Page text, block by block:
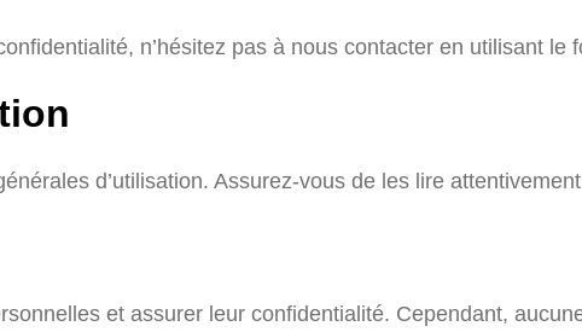
n’hésitez pas à nous contacter en utilisant
d’utilisation. Assurez-vous de les lire
et assurer leur confidentialité. Cependant,